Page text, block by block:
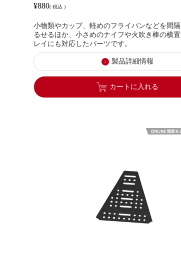
¥880 税込
小物類やカップ、軽めのフライパンなどを間
るせるほか、小さめのナイフや火吹き棒の横
レイにも対応したパーツです。
製品詳細情報
カートに入れる